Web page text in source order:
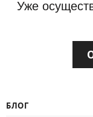
Уже
БЛОГ